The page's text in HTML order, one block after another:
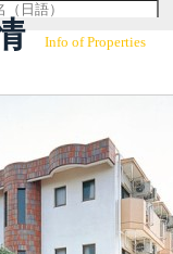
SAPPORO
Info of Properties